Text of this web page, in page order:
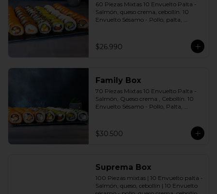
60 Piezas Mixtas 10 Envuelto Palta -
Salmón, queso crema, cebollín. 10
Envuelto Sésamo - Pollo, palta,
Pollo, queso crema, cebollín. 10 Panko
- Champiñón, queso crema, cebollín.
$26.990
Family Box
70 Piezas Mixtas 10 Envuelto Palta -
Salmón, Queso crema , Cebollín. 10
Envuelto Sésamo - Pollo, Palta,
Ciboulette - Camarón, queso crema,
cebollín. 10 Panko - Pollo, Queso
7 Salsas a elección soya o agridulce
Bless + 6 palitos
$30.500
Suprema Box
100 Piezas mixtas | 10 Envuelto palta -
Salmón, queso, cebollín | 10 Envuelto